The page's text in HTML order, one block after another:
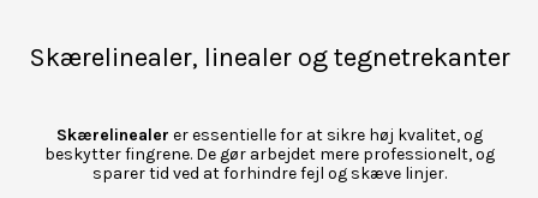
Skærelinealer, linealer og tegnetrekanter
Skærelinealer er essentielle for at sikre høj kvalitet, og
beskytter fingrene. De gør arbejdet mere professionelt, og
sparer tid ved at forhindre fejl og skæve linjer.